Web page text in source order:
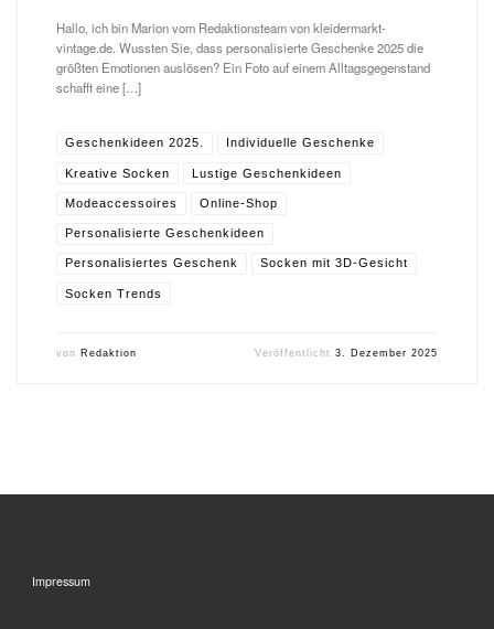
Hallo, ich bin Marion vom Redaktionsteam von kleidermarkt-
vintage.de. Wussten Sie, dass personalisierte Geschenke 2025 die
größten Emotionen auslösen? Ein Foto auf einem Alltagsgegenstand
schafft eine […]
Geschenkideen 2025. Individuelle Geschenke
Kreative Socken Lustige Geschenkideen
Modeaccessoires Online-Shop
Personalisierte Geschenkideen
Personalisiertes Geschenk Socken mit 3D-Gesicht
Socken Trends
von Redaktion Veröffentlicht3. Dezember 2025
Impressum